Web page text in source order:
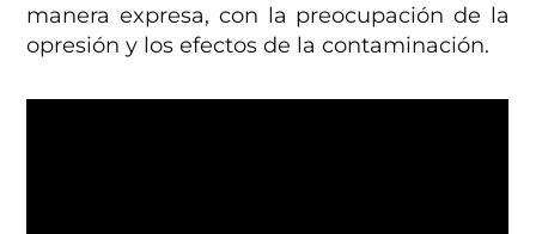
manera expresa, con la preocupación de la
opresión y los efectos de la contaminación.